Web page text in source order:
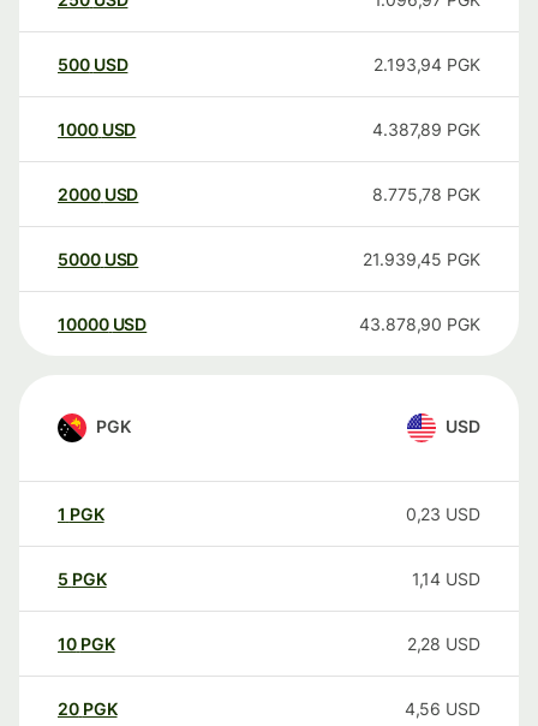
500 USD 2.193,94 PGK
1000 USD 4.387,89 PGK
2000 USD 8.775,78 PGK
5000 USD 21.939,45 PGK
10000 USD 43.878,90 PGK
PGK USD
1 PGK 0,23 USD
5 PGK 1,14 USD
10 PGK 2,28 USD
20 PGK 4,56 USD